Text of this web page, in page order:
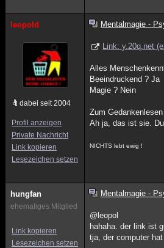
leopold
dabei seit 2004
Profil anzeigen
Private Nachricht
Link kopieren
Lesezeichen setzen
Mentalmagie -
Link: y.20q.net
Alles
Beeindruckend ? Ja
Magie ? Nein
Zum
Ah ja, das ist sie.
NICHTS lebt ewig !
hungfan
ehemaliges Mitglied
Link kopieren
Lesezeichen setzen
Mentalmagie -
@leopol
hahaha. der link ist
tja, der computer